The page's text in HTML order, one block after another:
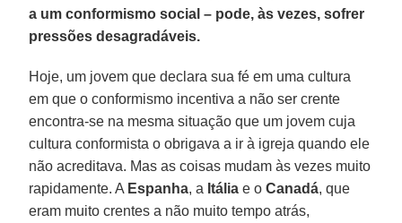
a um conformismo social – pode, às vezes, sofrer
pressões desagradáveis.
Hoje, um jovem que declara sua fé em uma cultura
em que o conformismo incentiva a não ser crente
encontra-se na mesma situação que um jovem cuja
cultura conformista o obrigava a ir à igreja quando ele
não acreditava. Mas as coisas mudam às vezes muito
rapidamente. A Espanha, a Itália e oCanadá, que
eram muito crentes a não muito tempo atrás,